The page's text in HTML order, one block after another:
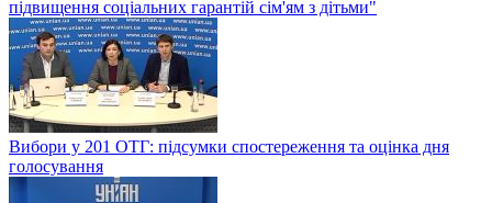
підвищення соціальних гарантій сім'ям з дітьми"
Вибори у 201 ОТГ: підсумки спостереження та оцінка дня
голосування